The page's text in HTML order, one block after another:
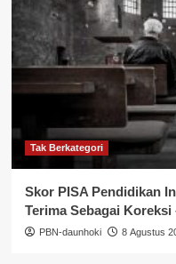
Tak Berkategori
Skor PISA Pendidikan
Terima Sebagai
PBN-daunhoki 8 Agustus